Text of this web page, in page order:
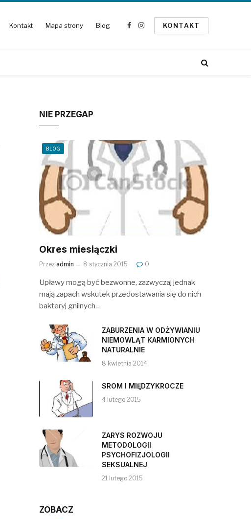
Kontakt Mapa strony Blog
Facebook
Instagram
KONTAKT
NIE PRZEGAP
BLOG
Okres miesiączki
Przez admin 8 stycznia 2015 0
Upławy mogą być bezwonne, zazwyczaj jednak
mają zapach wskutek przedostawania się do nich
bakteryj gnilnych…
ZABURZENIA W ODŻYWIANIU
NIEMOWLĄT KARMIONYCH
NATURALNIE
8 kwietnia 2014
SROM I MIĘDZYKROCZE
4 lutego 2015
ZARYS ROZWOJU
METODOLOGII
PSYCHOFIZJOLOGII
SEKSUALNEJ
21 lutego 2015
ZOBACZ